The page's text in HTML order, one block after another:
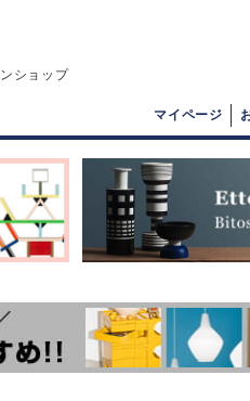
ショップ
マイページ